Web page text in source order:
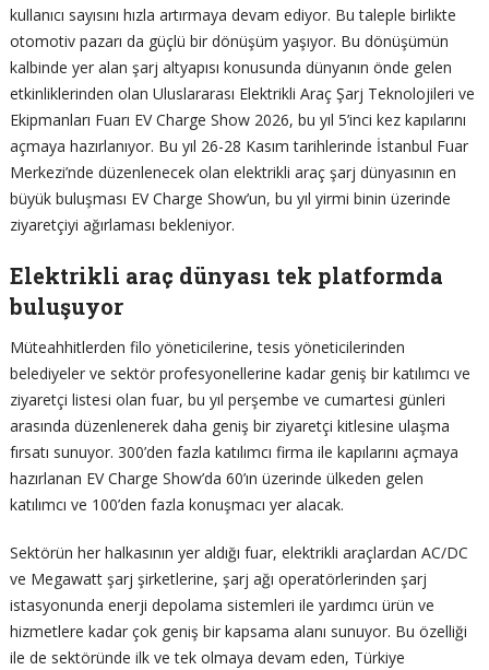
kullanıcı sayısını hızla artırmaya devam ediyor. Bu taleple birlikte
otomotiv pazarı da güçlü bir dönüşüm yaşıyor. Bu dönüşümün
kalbinde yer alan şarj altyapısı konusunda dünyanın önde gelen
etkinliklerinden olan Uluslararası Elektrikli Araç Şarj Teknolojileri ve
Ekipmanları Fuarı EV Charge Show 2026, bu yıl 5’inci kez kapılarını
açmaya hazırlanıyor. Bu yıl 26-28 Kasım tarihlerinde İstanbul Fuar
Merkezi’nde düzenlenecek olan elektrikli araç şarj dünyasının en
büyük buluşması EV Charge Show’un, bu yıl yirmi binin üzerinde
ziyaretçiyi ağırlaması bekleniyor.
Elektrikli araç dünyası tek platformda
buluşuyor
Müteahhitlerden filo yöneticilerine, tesis yöneticilerinden
belediyeler ve sektör profesyonellerine kadar geniş bir katılımcı ve
ziyaretçi listesi olan fuar, bu yıl perşembe ve cumartesi günleri
arasında düzenlenerek daha geniş bir ziyaretçi kitlesine ulaşma
fırsatı sunuyor. 300’den fazla katılımcı firma ile kapılarını açmaya
hazırlanan EV Charge Show’da 60’ın üzerinde ülkeden gelen
katılımcı ve 100’den fazla konuşmacı yer alacak.
Sektörün her halkasının yer aldığı fuar, elektrikli araçlardan AC/DC
ve Megawatt şarj şirketlerine, şarj ağı operatörlerinden şarj
istasyonunda enerji depolama sistemleri ile yardımcı ürün ve
hizmetlere kadar çok geniş bir kapsama alanı sunuyor. Bu özelliği
ile de sektöründe ilk ve tek olmaya devam eden, Türkiye